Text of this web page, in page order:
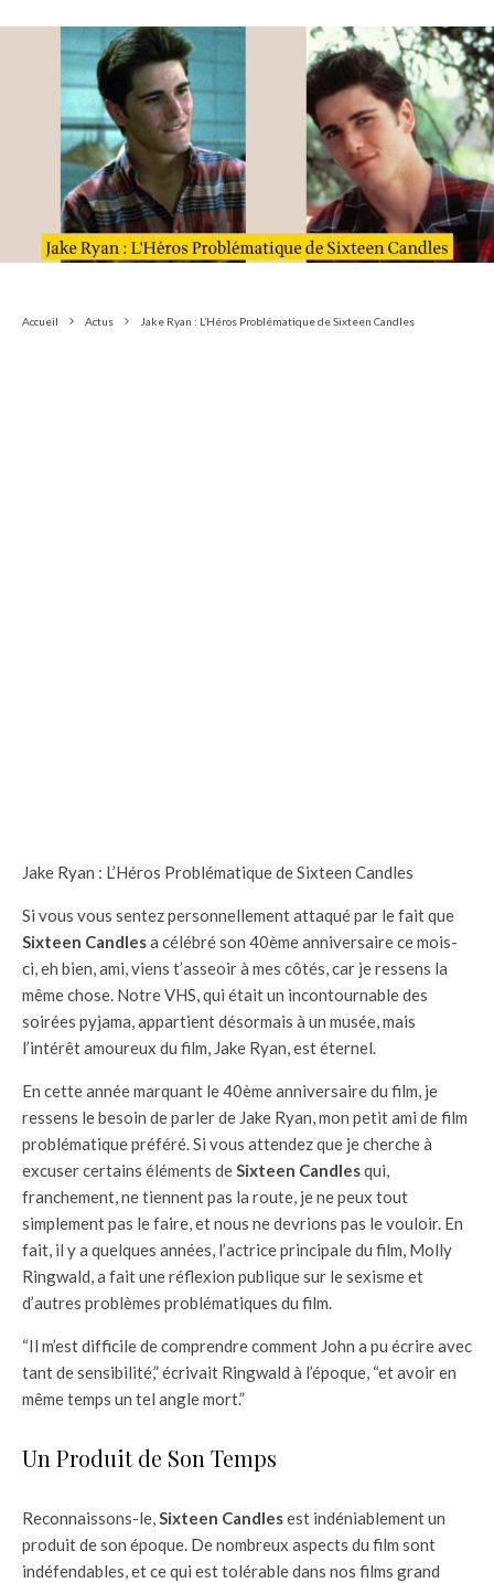
Accueil Actus Jake Ryan : L’Héros Problématique de Sixteen Candles
Jake Ryan : L’Héros Problématique de Sixteen Candles
Si vous vous sentez personnellement attaqué par le fait que
Sixteen Candlesa célébré son 40ème anniversaire ce mois-
ci, eh bien, ami, viens t’asseoir à mes côtés, car je ressens la
même chose. Notre VHS, qui était un incontournable des
soirées pyjama, appartient désormais à un musée, mais
l’intérêt amoureux du film, Jake Ryan, est éternel.
En cette année marquant le 40ème anniversaire du film, je
ressens le besoin de parler de Jake Ryan, mon petit ami de film
problématique préféré. Si vous attendez que je cherche à
excuser certains éléments deSixteen Candlesqui,
franchement, ne tiennent pas la route, je ne peux tout
simplement pas le faire, et nous ne devrions pas le vouloir. En
fait, il y a quelques années, l’actrice principale du film, Molly
Ringwald, a fait une réflexion publique sur le sexisme et
d’autres problèmes problématiques du film.
“Il m’est difficile de comprendre comment John a pu écrire avec
tant de sensibilité,” écrivait Ringwald à l’époque, “et avoir en
même temps un tel angle mort.”
Un Produit de Son Temps
Reconnaissons-le,Sixteen Candlesest indéniablement un
produit de son époque. De nombreux aspects du film sont
indéfendables, et ce qui est tolérable dans nos films grand